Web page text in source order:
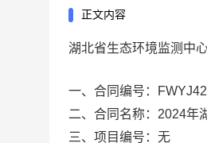
正文内容
湖北省生态环境监测中
一、合同编号：
二、合同名称： 2024年
三、项目编号： 无